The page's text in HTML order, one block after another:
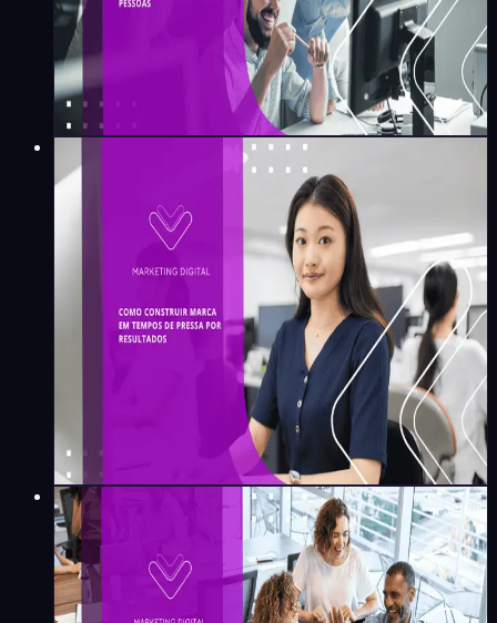
Maíra Flores ·5min
Como construir marca em
tempos de pressa por
resultados
Maíra Flores·4min
Marketing Digital
Branding na era da coerência:
quando propósito encontra
entrega